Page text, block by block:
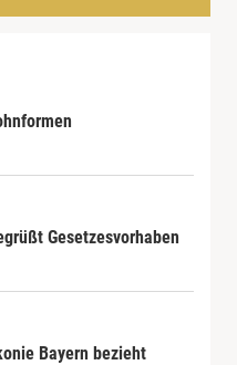
Gesetzesvorhaben
Bayern bezieht